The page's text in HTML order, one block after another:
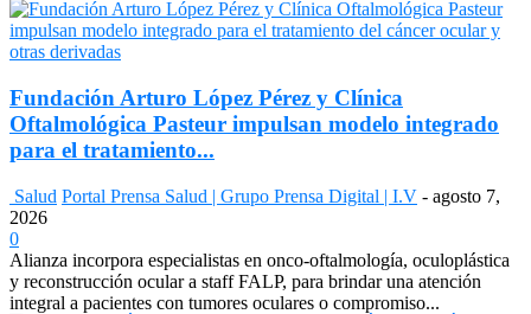
Fundación Arturo López Pérez y Clínica
Oftalmológica Pasteur impulsan modelo integrado
para el tratamiento...
Salud Portal Prensa Salud | Grupo Prensa Digital | I.V - agosto 7,
2026
0
Alianza incorpora especialistas en onco-oftalmología, oculoplástica
y reconstrucción ocular a staff FALP, para brindar una atención
integral a pacientes con tumores oculares o compromiso...